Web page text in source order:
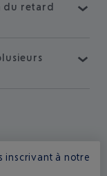
du retard
inscrivant à notre